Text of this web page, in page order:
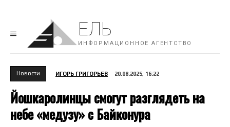
ЕЛЬ
ИНФОРМАЦИОННОЕ АГЕНТСТВО
Новости ИГОРЬ ГРИГОРЬЕВ 20.08.2025, 16:22
Йошкаролинцы смогут разглядеть на
небе «медузу» с Байконура